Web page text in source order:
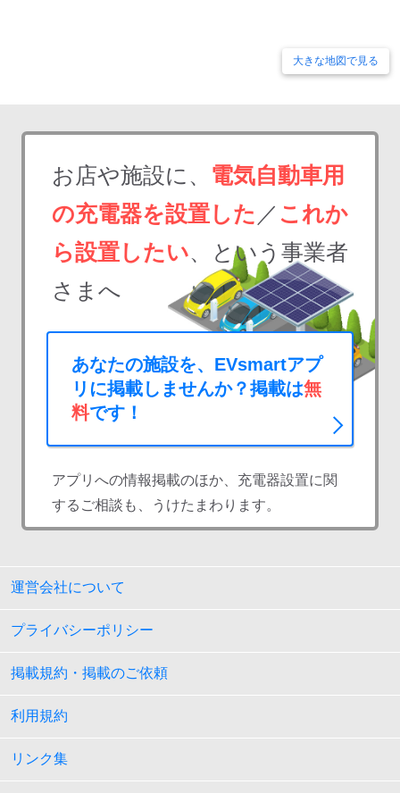
大きな地図で見る
お店や施設に、 電気自動車用
の充電器を設置した ／ これか
ら設置したい、という事業者
さまへ
あなたの施設を、EVsmartアプ
リに掲載しませんか？掲載は無
料です！
アプリへの情報掲載のほか、充電器設置に関
するご相談も、うけたまわります。
運営会社について
プライバシーポリシー
掲載規約・掲載のご依頼
利用規約
リンク集